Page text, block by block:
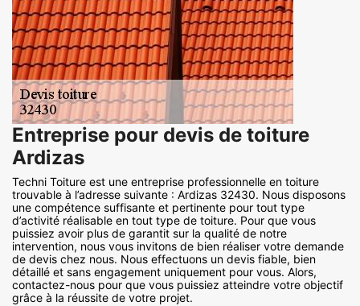
Entreprise pour devis de toiture
Ardizas
Techni Toiture est une entreprise professionnelle en toiture
trouvable à l’adresse suivante : Ardizas 32430. Nous disposons
une compétence suffisante et pertinente pour tout type
d’activité réalisable en tout type de toiture. Pour que vous
puissiez avoir plus de garantit sur la qualité de notre
intervention, nous vous invitons de bien réaliser votre demande
de devis chez nous. Nous effectuons un devis fiable, bien
détaillé et sans engagement uniquement pour vous. Alors,
contactez-nous pour que vous puissiez atteindre votre objectif
grâce à la réussite de votre projet.